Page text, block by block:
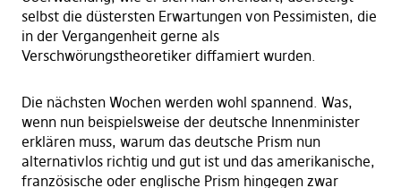
selbst die düstersten Erwartungen von Pessimisten, die
in der Vergangenheit gerne als
Verschwörungstheoretiker diffamiert wurden.
Die nächsten Wochen werden wohl spannend. Was,
wenn nun beispielsweise der deutsche Innenminister
erklären muss, warum das deutsche Prism nun
alternativlos richtig und gut ist und das amerikanische,
französische oder englische Prism hingegen zwar